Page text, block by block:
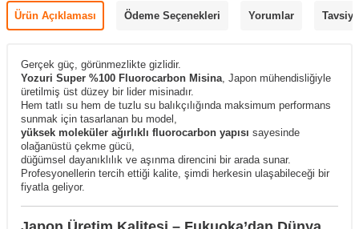
Ürün Açıklaması Ödeme Seçenekleri Yorumlar
Gerçek güç, görünmezlikte gizlidir.
Yozuri Super %100 Fluorocarbon Misina , Japon mühendisliğiyle
üretilmiş üst düzey bir lider misinadır.
Hem tatlı su hem de tuzlu su balıkçılığında maksimum performans
sunmak için tasarlanan bu model,
yüksek moleküler ağırlıklı fluorocarbon yapısı sayesinde
olağanüstü çekme gücü,
düğümsel dayanıklılık ve aşınma direncini bir arada sunar.
Profesyonellerin tercih ettiği kalite, şimdi herkesin ulaşabileceği bir
fiyatla geliyor.